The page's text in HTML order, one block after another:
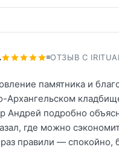
ОТЗЫВ С
памятника и
Архангельском
Андрей подробно
где можно
правили — спокойно,